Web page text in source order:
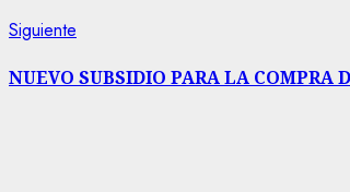
Siguiente
NUEVO SUBSIDIO PARA LA COMPRA